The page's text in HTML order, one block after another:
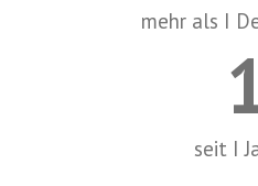
mehr als I
seit I